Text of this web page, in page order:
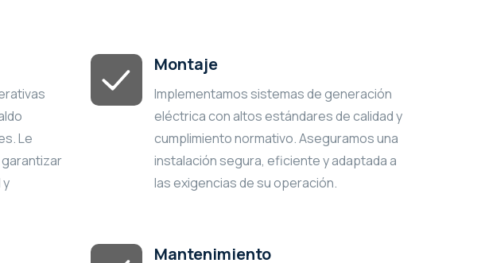
Le
Montaje
Implementamos sistemas de generación
eléctrica con altos estándares de calidad y
cumplimiento normativo. Aseguramos una
instalación segura, eficiente y adaptada a
las exigencias de su operación.
Mantenimiento